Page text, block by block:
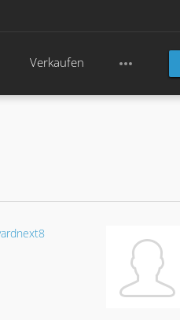
Verkaufen